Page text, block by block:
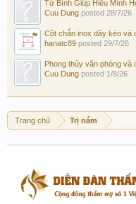
Tử Bình Giúp Hiểu Mình
Cuu Dung posted 28/7/26
Cột chắn inox dây kéo và
hanatc89 posted 29/7/26
Phong thủy văn phòng và
Cuu Dung posted 1/8/26
Trang chủ Trị nám